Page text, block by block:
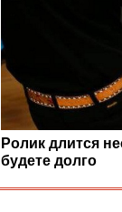
Ролик длится
будете долго